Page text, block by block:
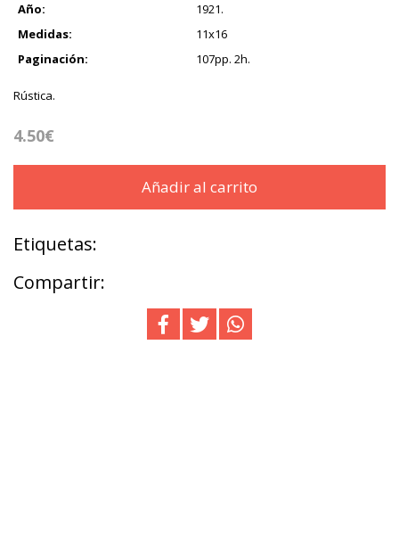
Año:
1921.
Medidas:
11x16
Paginación:
107pp. 2h.
Rústica.
4.50€
Añadir al carrito
Etiquetas:
Compartir: